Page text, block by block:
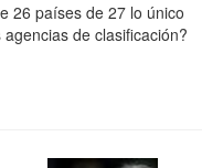
26 países de 27 lo único
de clasificación?